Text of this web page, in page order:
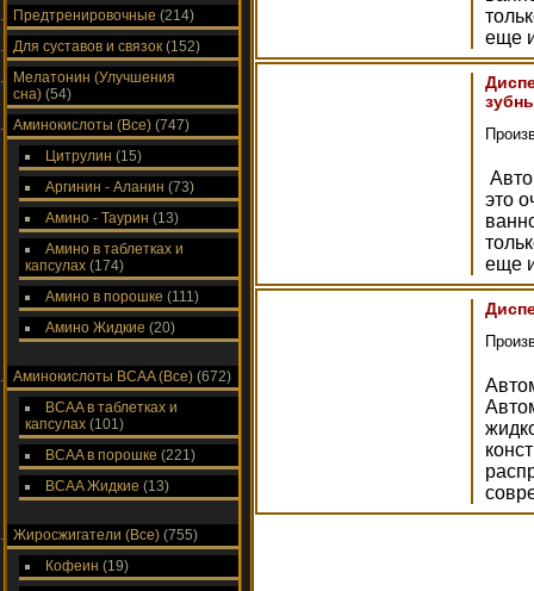
Предтренировочные (214)
Для суставов и связок (152)
Мелатонин (Улучшения
сна) (54)
Аминокислоты (Все) (747)
Цитрулин (15)
Аргинин - Аланин (73)
Амино - Таурин (13)
Амино в таблетках и
капсулах (174)
Амино в порошке (111)
Амино Жидкие (20)
Аминокислоты ВСAA (Все) (672)
ВСAA в таблетках и
капсулах (101)
ВСAA в порошке (221)
ВСAA Жидкие (13)
Жиросжигатели (Все) (755)
Кофеин (19)
еще
это
еще